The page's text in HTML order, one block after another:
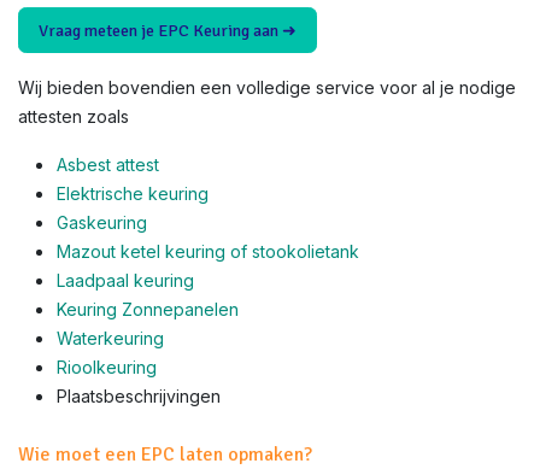
Vraag meteen je EPC Keuring aan ➜
Wij bieden bovendien een volledige service voor al je nodige
attesten zoals
Asbest attest
Elektrische keuring
Gaskeuring
Mazout ketel keuring of stookolietank
Laadpaal keuring
Keuring Zonnepanelen
Waterkeuring
Rioolkeuring
Plaatsbeschrijvingen
Wie moet een EPC laten opmaken?